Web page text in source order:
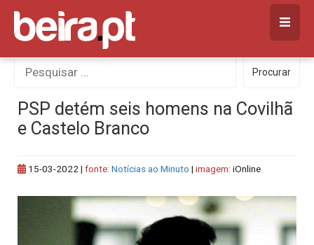
Skip
content
Procurar
por:
Procurar
PSP detém seis homens na Covilhã
e Castelo Branco
15-03-2022 | fonte: Notícias ao Minuto | imagem: iOnline